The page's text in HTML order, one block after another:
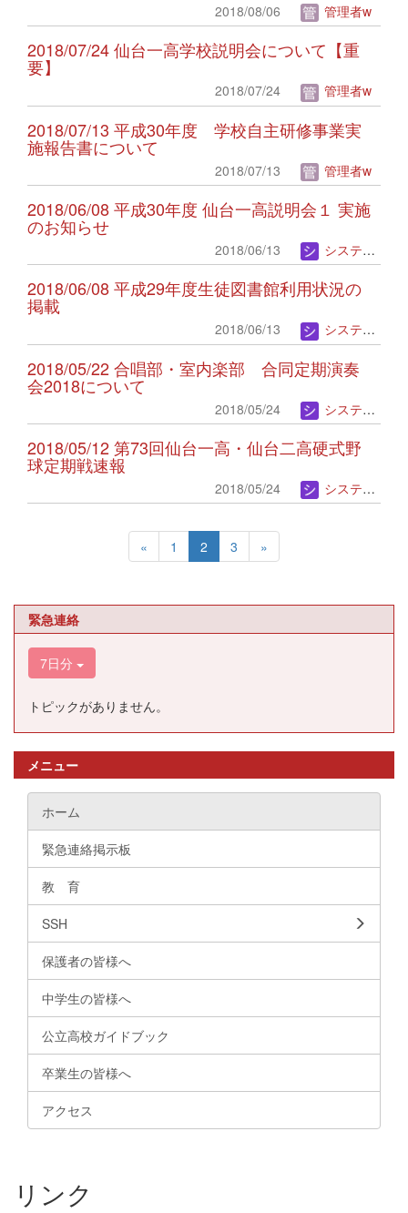
2018/08/06 管理者w
2018/07/24 仙台一高学校説明会について【重
要】
2018/07/24 管理者w
2018/07/13 平成30年度 学校自主研修事業実
施報告書について
2018/07/13 管理者w
2018/06/08 平成30年度 仙台一高説明会１ 実施
のお知らせ
2018/06/13 システム管理者
2018/06/08 平成29年度生徒図書館利用状況の
掲載
2018/06/13 システム管理者
2018/05/22 合唱部・室内楽部 合同定期演奏
会2018について
2018/05/24 システム管理者
2018/05/12 第73回仙台一高・仙台二高硬式野
球定期戦速報
2018/05/24 システム管理者
« 1 2 3 »
緊急連絡
7日分
トピックがありません。
メニュー
ホーム
緊急連絡掲示板
教 育
SSH
保護者の皆様へ
中学生の皆様へ
公立高校ガイドブック
卒業生の皆様へ
アクセス
リンク